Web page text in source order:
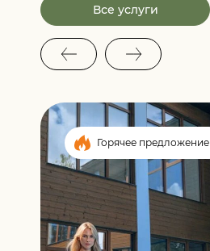
Все услуги
Горячее предложение